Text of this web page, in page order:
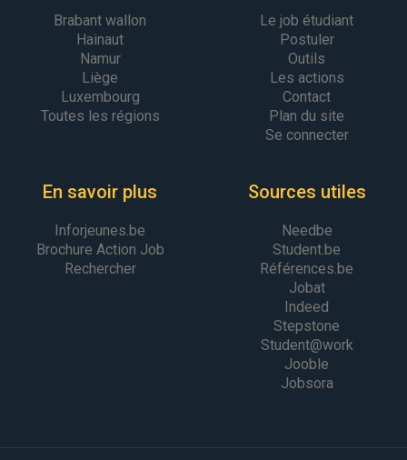
Brabant wallon
Hainaut
Namur
Liège
Luxembourg
Toutes les régions
Le job étudiant
Postuler
Outils
Les actions
Contact
Plan du site
Se connecter
En savoir plus
Inforjeunes.be
Brochure Action Job
Rechercher
Sources utiles
Needbe
Student.be
Références.be
Jobat
Indeed
Stepstone
Student@work
Jooble
Jobsora